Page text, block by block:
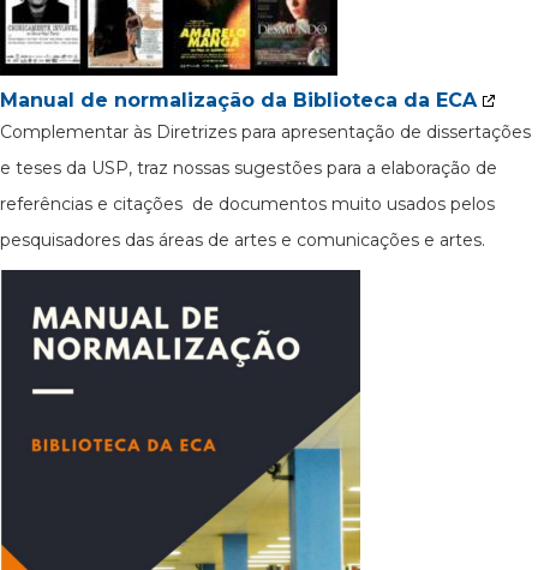
Manual de normalização da Biblioteca da ECA
Complementar às Diretrizes para apresentação de dissertações
e teses da USP, traz nossas sugestões para a elaboração de
referências e citações de documentos muito usados pelos
pesquisadores das áreas de artes e comunicações e artes.